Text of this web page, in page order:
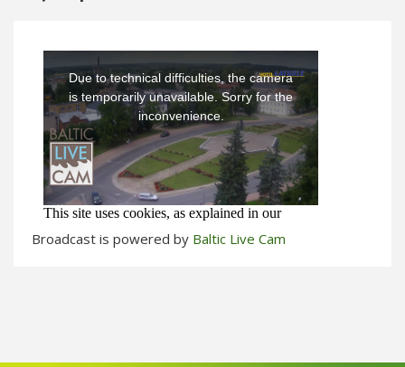
Broadcast is powered by Baltic Live Cam